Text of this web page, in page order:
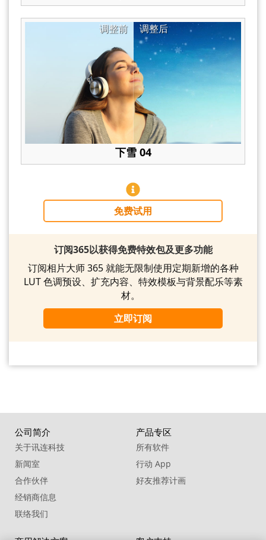
调整后
调整前
下雪 04
免费试用
订阅365以获得免费特效包及更多功能
订阅相片大师 365 就能无限制使用定期新增的各种
LUT 色调预设、扩充内容、特效模板与背景配乐等素
材。
立即订阅
公司简介
关于讯连科技
新闻室
合作伙伴
经销商信息
联络我们
产品专区
所有软件
行动 App
好友推荐计画